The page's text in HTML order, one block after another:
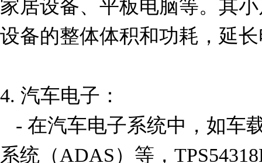
家居设备、平板电脑等。其
设备的整体体积和功耗，延
4. 汽车电子：
系统（ADAS）等，